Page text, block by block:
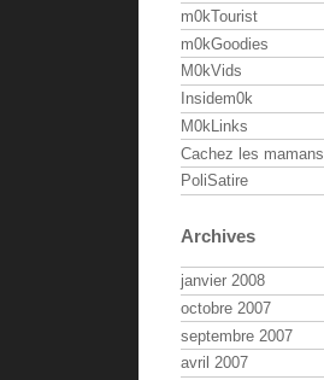
m0kTourist
m0kGoodies
M0kVids
Insidem0k
M0kLinks
Cachez les mamans
PoliSatire
Archives
janvier 2008
octobre 2007
septembre 2007
avril 2007